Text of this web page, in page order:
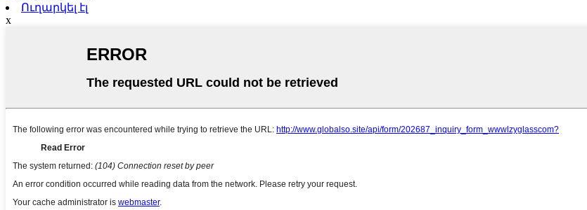
Ուղարկել էլ
x